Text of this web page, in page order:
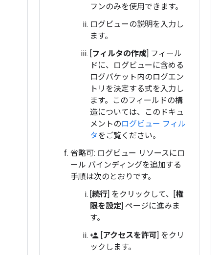
フンのみを使用できます。
ログビューの説明を入力し
ます。
[フィルタの作成] フィール
ドに、ログビューに含める
ログバケット内のログエン
トリを決定する式を入力し
ます。このフィールドの構
造については、このドキュ
メントのログビュー フィル
タをご覧ください。
省略可: ログビュー リソースにロ
ール バインディングを追加する
手順は次のとおりです。
[続行] をクリックして、[権
限を設定] ページに進みま
す。
person_add [アクセスを許可] をクリ
ックします。